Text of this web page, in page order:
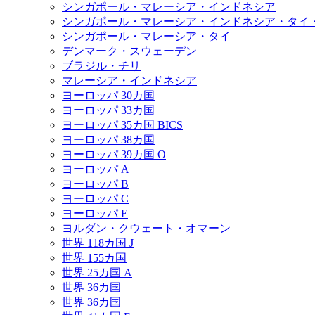
シンガポール・マレーシア・インドネシア
シンガポール・マレーシア・インドネシア・タイ
シンガポール・マレーシア・タイ
デンマーク・スウェーデン
ブラジル・チリ
マレーシア・インドネシア
ヨーロッパ 30カ国
ヨーロッパ 33カ国
ヨーロッパ 35カ国 BICS
ヨーロッパ 38カ国
ヨーロッパ 39カ国 O
ヨーロッパ A
ヨーロッパ B
ヨーロッパ C
ヨーロッパ E
ヨルダン・クウェート・オマーン
世界 118カ国 J
世界 155カ国
世界 25カ国 A
世界 36カ国
世界 36カ国